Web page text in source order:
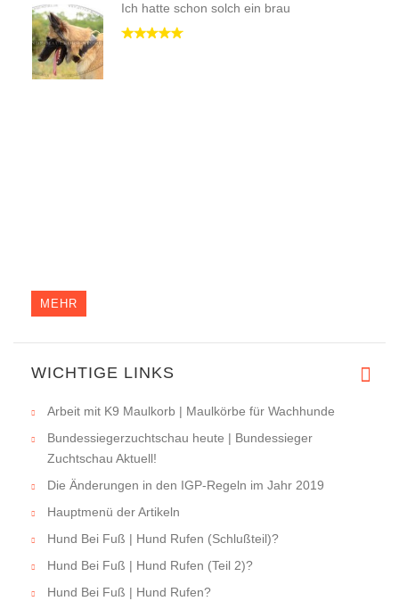
Ich hatte schon solch ein brau
MEHR
WICHTIGE LINKS
Arbeit mit K9 Maulkorb | Maulkörbe für Wachhunde
Bundessiegerzuchtschau heute | Bundessieger
Zuchtschau Aktuell!
Die Änderungen in den IGP-Regeln im Jahr 2019
Hauptmenü der Artikeln
Hund Bei Fuß | Hund Rufen (Schlußteil)?
Hund Bei Fuß | Hund Rufen (Teil 2)?
Hund Bei Fuß | Hund Rufen?